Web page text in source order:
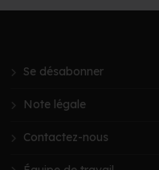
Se désabonner
Note légale
Contactez-nous